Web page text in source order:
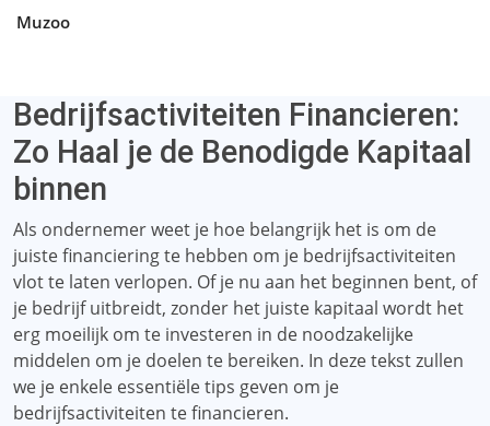
Muzoo
Bedrijfsactiviteiten Financieren:
Zo Haal je de Benodigde Kapitaal
binnen
Als ondernemer weet je hoe belangrijk het is om de
juiste financiering te hebben om je bedrijfsactiviteiten
vlot te laten verlopen. Of je nu aan het beginnen bent, of
je bedrijf uitbreidt, zonder het juiste kapitaal wordt het
erg moeilijk om te investeren in de noodzakelijke
middelen om je doelen te bereiken. In deze tekst zullen
we je enkele essentiële tips geven om je
bedrijfsactiviteiten te financieren.